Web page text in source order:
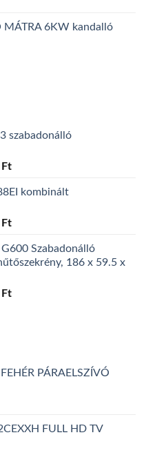
6KW kandalló
szabadonálló
FtCurrent
is: kombinált
FtCurrent
is:
119.990 Ft.
Szabadonálló
186 x 59.5 x
FtCurrent
PÁRAELSZÍVÓ
FULL HD TV